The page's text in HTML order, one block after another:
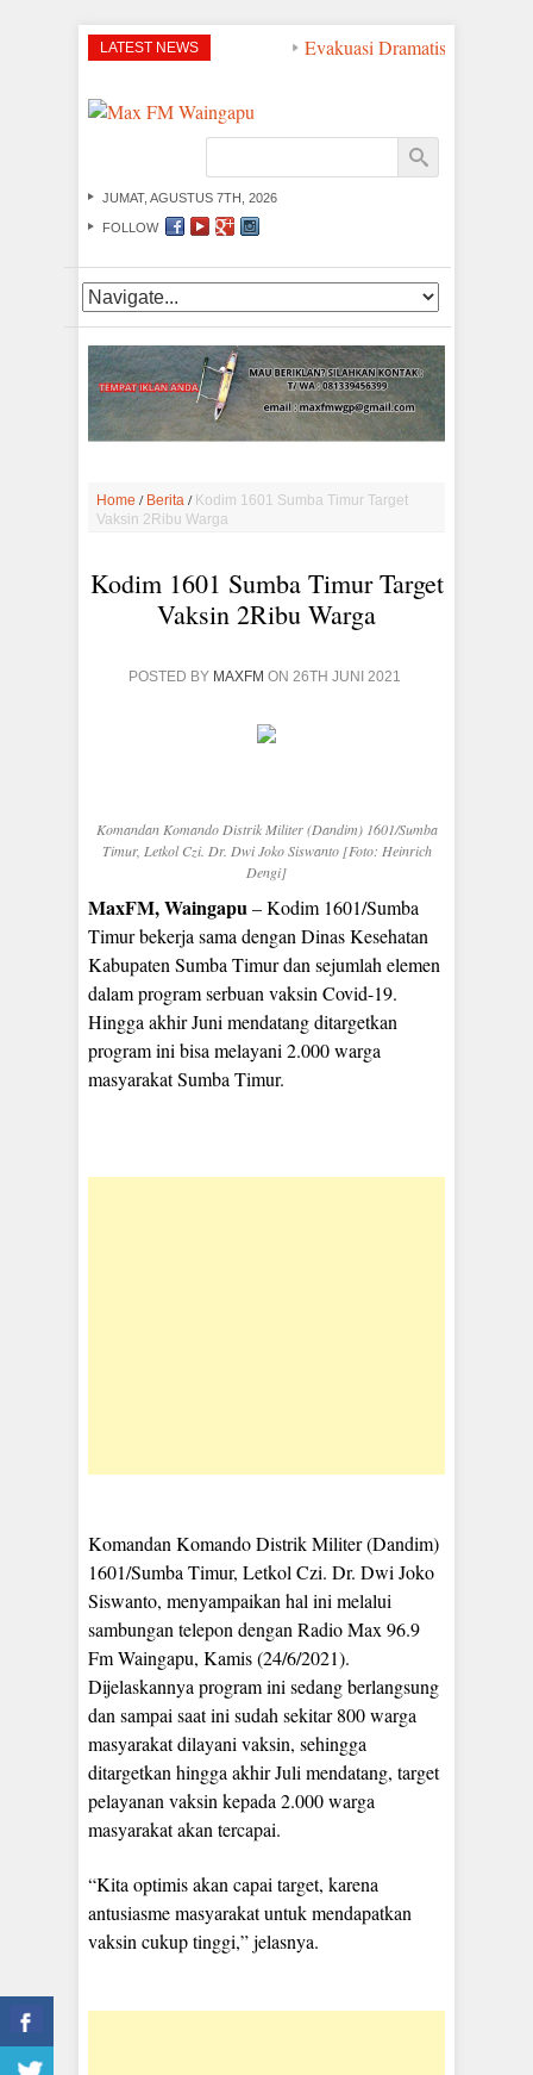
LATEST NEWS Evakuasi Dramatis di
JUMAT, AGUSTUS 7TH, 2026
FOLLOW
Home / Berita / Kodim 1601 Sumba Timur Target
Vaksin 2Ribu Warga
Kodim 1601 Sumba Timur Target
Vaksin 2Ribu Warga
POSTED BY MAXFM ON 26TH JUNI 2021
Komandan Komando Distrik Militer (Dandim) 1601/Sumba
Timur, Letkol Czi. Dr. Dwi Joko Siswanto [Foto: Heinrich
Dengi]
MaxFM, Waingapu– Kodim 1601/Sumba
Timur bekerja sama dengan Dinas Kesehatan
Kabupaten Sumba Timur dan sejumlah elemen
dalam program serbuan vaksin Covid-19.
Hingga akhir Juni mendatang ditargetkan
program ini bisa melayani 2.000 warga
masyarakat Sumba Timur.
Komandan Komando Distrik Militer (Dandim)
1601/Sumba Timur, Letkol Czi. Dr. Dwi Joko
Siswanto, menyampaikan hal ini melalui
sambungan telepon dengan Radio Max 96.9
Fm Waingapu, Kamis (24/6/2021).
Dijelaskannya program ini sedang berlangsung
dan sampai saat ini sudah sekitar 800 warga
masyarakat dilayani vaksin, sehingga
ditargetkan hingga akhir Juli mendatang, target
pelayanan vaksin kepada 2.000 warga
masyarakat akan tercapai.
“Kita optimis akan capai target, karena
antusiasme masyarakat untuk mendapatkan
vaksin cukup tinggi,” jelasnya.